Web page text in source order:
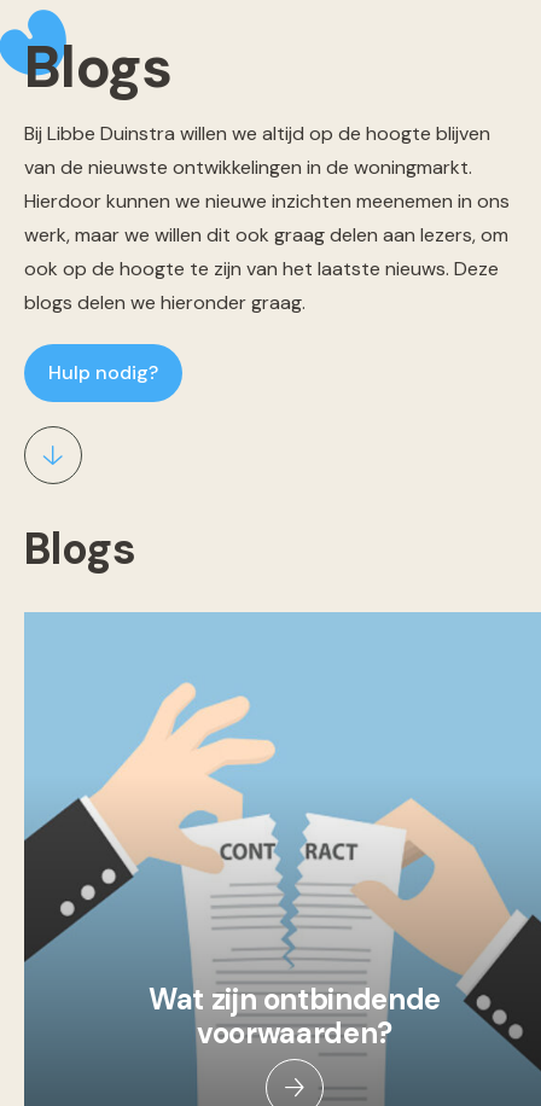
Blogs
Bij Libbe Duinstra willen we altijd op de hoogte blijven
van de nieuwste ontwikkelingen in de woningmarkt.
Hierdoor kunnen we nieuwe inzichten meenemen in ons
werk, maar we willen dit ook graag delen aan lezers, om
ook op de hoogte te zijn van het laatste nieuws. Deze
blogs delen we hieronder graag.
Hulp nodig?
Blogs
Wat zijn ontbindende
voorwaarden?